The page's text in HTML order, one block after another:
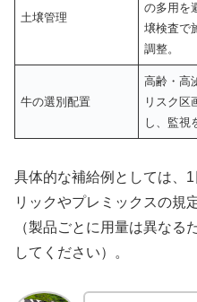
土壌管理
の多用を
壌検査で
調整。
牛の選別配置
高齢・高
リスク区
し、監視
具体的な補給例としては、
リックやプレミックスの規
（製品ごとに用量は異なる
してください）。